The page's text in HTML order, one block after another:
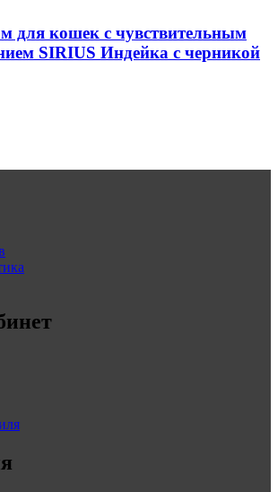
для кошек с чувствительным
SIRIUS Индейка с черникой